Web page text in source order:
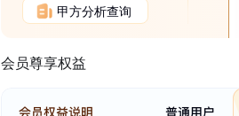
甲方分析查询
会员尊享权益